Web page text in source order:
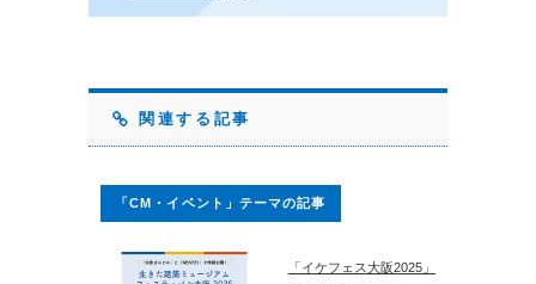
関連する記事
「CM・イベント」テーマの記事
「イケフェス大阪2025」